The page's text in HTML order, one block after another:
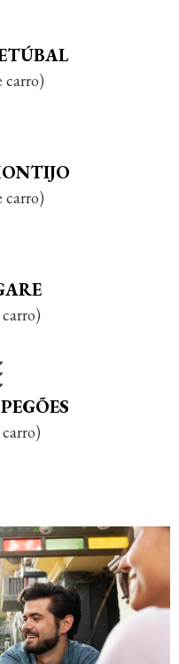
carro)
carro)